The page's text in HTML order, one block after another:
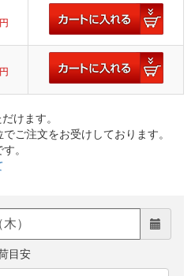
円
円
けます。
ご注文をお受けしております。
。
目安